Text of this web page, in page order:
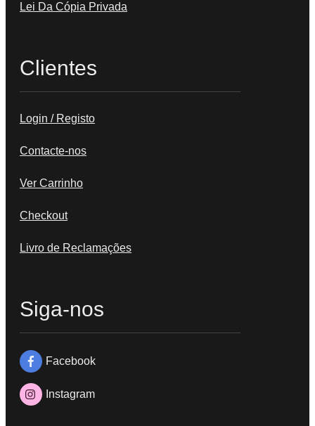
Lei Da Cópia Privada
Clientes
Login / Registo
Contacte-nos
Ver Carrinho
Checkout
Livro de Reclamações
Siga-nos
Facebook
Instagram